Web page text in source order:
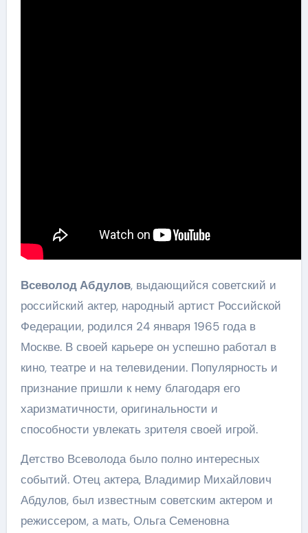
Всеволод Абдулов, выдающийся советский и
российский актер, народный артист Российской
Федерации, родился 24 января 1965 года в
Москве. В своей карьере он успешно работал в
кино, театре и на телевидении. Популярность и
признание пришли к нему благодаря его
харизматичности, оригинальности и
способности увлекать зрителя своей игрой.
Детство Всеволода было полно интересных
событий. Отец актера, Владимир Михайлович
Абдулов, был известным советским актером и
режиссером, а мать, Ольга Семеновна